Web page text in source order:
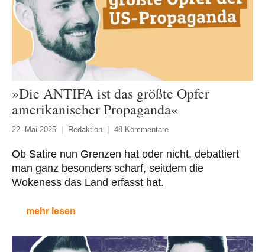
»Die ANTIFA ist das größte Opfer
amerikanischer Propaganda«
22. Mai 2025 Redaktion 48 Kommentare
Ob Satire nun Grenzen hat oder nicht, debattiert
man ganz besonders scharf, seitdem die
Wokeness das Land erfasst hat.
mehr lesen